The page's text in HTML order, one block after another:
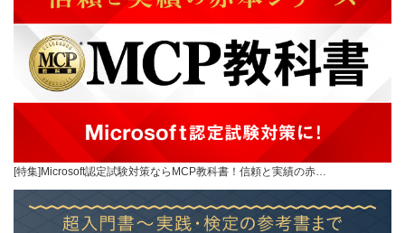
[特集]Microsoft認定試験対策ならMCP教科書！信頼と実績の赤…